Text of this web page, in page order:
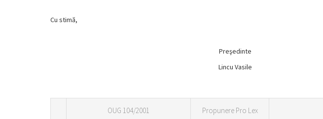
Cu stimă,
Preşedinte
Lincu Vasile
OUG 104/2001 Propunere Pro Lex